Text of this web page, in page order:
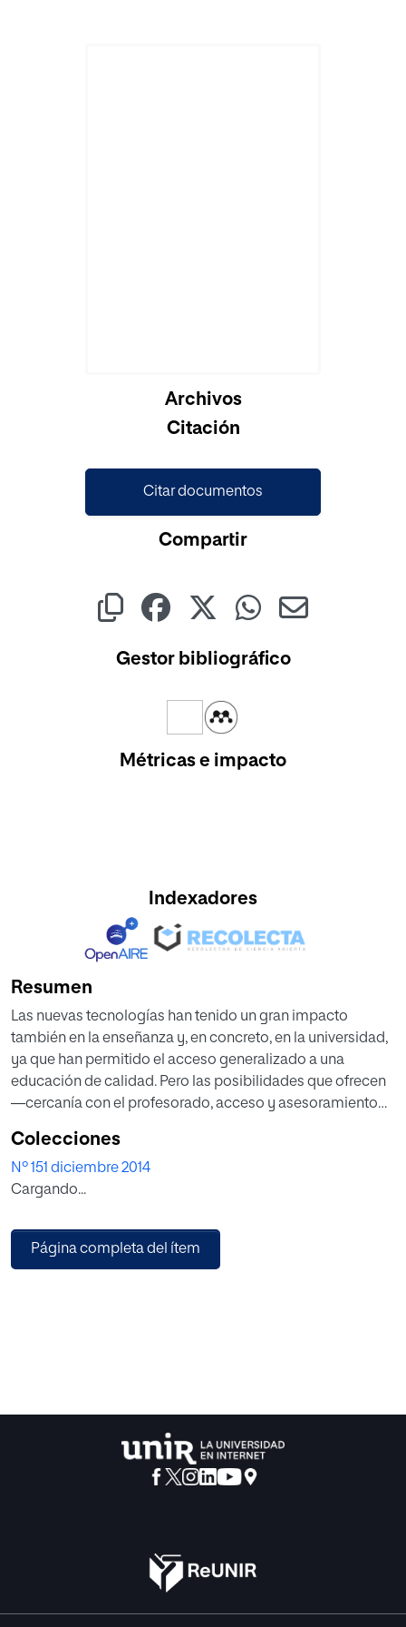
Archivos
Citación
Citar documentos
Compartir
Gestor bibliográfico
Métricas e impacto
Indexadores
Resumen
Las nuevas tecnologías han tenido un gran impacto
también en la enseñanza y, en concreto, en la universidad,
ya que han permitido el acceso generalizado a una
educación de calidad. Pero las posibilidades que ofrecen
—cercanía con el profesorado, acceso y asesoramiento—
tradicionalmente por la educación a distancia, un sector
que ha sido radicalmente transformado por la nueva
enseñanza online.
Colecciones
Nº 151 diciembre 2014
Cargando...
Página completa del ítem